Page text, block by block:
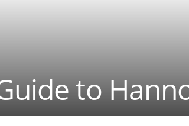
to